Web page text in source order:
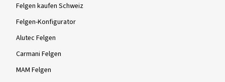
Felgen kaufen Schweiz
Felgen-Konfigurator
Alutec Felgen
Carmani Felgen
MAM Felgen